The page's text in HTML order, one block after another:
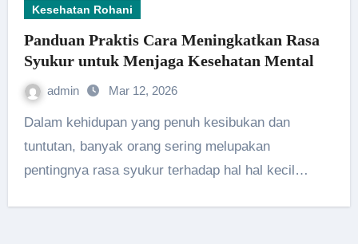
Kesehatan Rohani
Panduan Praktis Cara Meningkatkan Rasa
Syukur untuk Menjaga Kesehatan Mental
admin Mar 12, 2026
Dalam kehidupan yang penuh kesibukan dan
tuntutan, banyak orang sering melupakan
pentingnya rasa syukur terhadap hal hal kecil…